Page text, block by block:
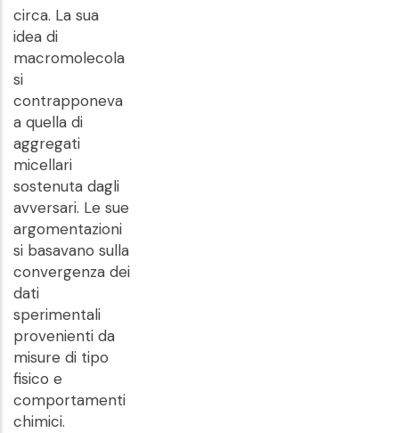
circa. La sua
idea di
macromolecola
si
contrapponeva
a quella di
aggregati
micellari
sostenuta dagli
avversari. Le sue
argomentazioni
si basavano sulla
convergenza dei
dati
sperimentali
provenienti da
misure di tipo
fisico e
comportamenti
chimici.